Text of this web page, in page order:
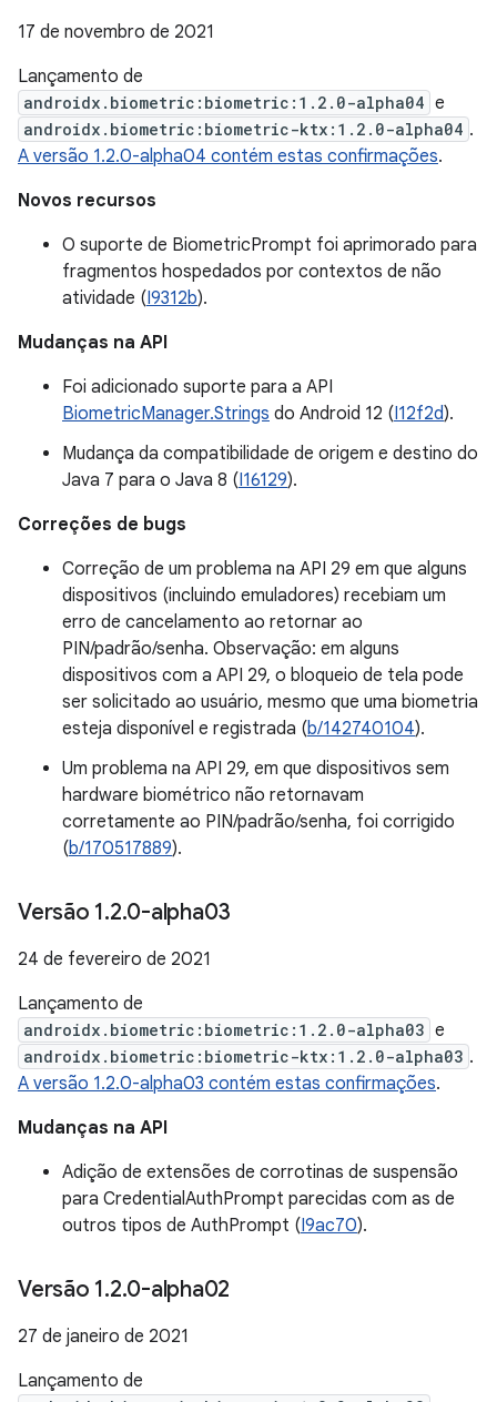
17 de novembro de 2021
Lançamento de
androidx.biometric:biometric:1.2.0-alpha04 e
androidx.biometric:biometric-ktx:1.2.0-alpha04 .
A versão 1.2.0-alpha04 contém estas confirmações.
Novos recursos
O suporte de BiometricPrompt foi aprimorado para
fragmentos hospedados por contextos de não
atividade (I9312b).
Mudanças na API
Foi adicionado suporte para a API
BiometricManager.Strings do Android 12 (I12f2d).
Mudança da compatibilidade de origem e destino do
Java 7 para o Java 8 (I16129).
Correções de bugs
Correção de um problema na API 29 em que alguns
dispositivos (incluindo emuladores) recebiam um
erro de cancelamento ao retornar ao
PIN/padrão/senha. Observação: em alguns
dispositivos com a API 29, o bloqueio de tela pode
ser solicitado ao usuário, mesmo que uma biometria
esteja disponível e registrada (b/142740104).
Um problema na API 29, em que dispositivos sem
hardware biométrico não retornavam
corretamente ao PIN/padrão/senha, foi corrigido
(b/170517889).
Versão 1.2.0-alpha03
24 de fevereiro de 2021
Lançamento de
androidx.biometric:biometric:1.2.0-alpha03 e
androidx.biometric:biometric-ktx:1.2.0-alpha03 .
A versão 1.2.0-alpha03 contém estas confirmações.
Mudanças na API
Adição de extensões de corrotinas de suspensão
para CredentialAuthPrompt parecidas com as de
outros tipos de AuthPrompt (I9ac70).
Versão 1.2.0-alpha02
27 de janeiro de 2021
Lançamento de